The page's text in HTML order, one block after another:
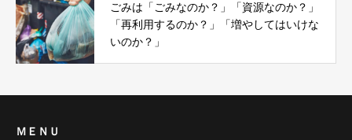
ごみは「ごみなのか？」「資源なのか？」
「再利用するのか？」「増やしてはいけな
いのか？」
ＭＥＮＵ